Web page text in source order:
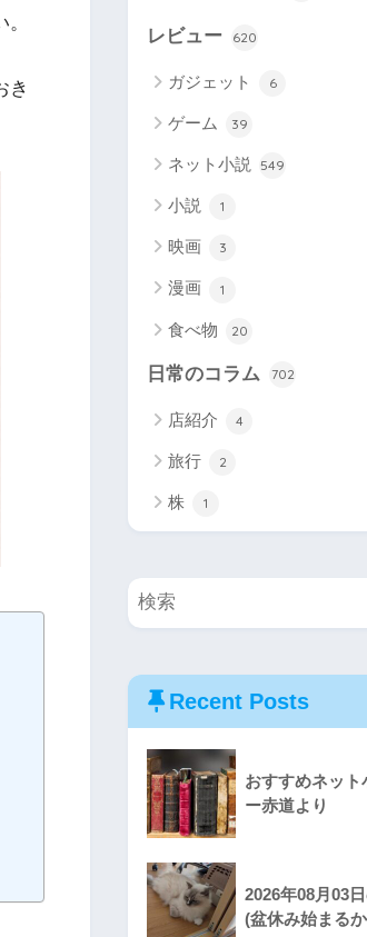
き
レビュー 620
ガジェット 6
ゲーム 39
ネット小説 549
小説 1
映画 3
漫画 1
食べ物 20
日常のコラム 702
店紹介 4
旅行 2
株 1
Recent Posts
おすすめネット
ー赤道より
2026年08月03
(盆休み始まる